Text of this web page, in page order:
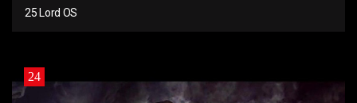
25 Lord OS
24